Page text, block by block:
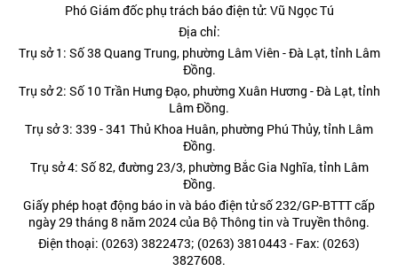
Phó Giám đốc phụ trách báo điện tử: Vũ Ngọc Tú
Địa chỉ:
Trụ sở 1: Số 38 Quang Trung, phường Lâm Viên - Đà Lạt, tỉnh Lâm
Đồng.
Trụ sở 2: Số 10 Trần Hưng Đạo, phường Xuân Hương - Đà Lạt, tỉnh
Lâm Đồng.
Trụ sở 3: 339 - 341 Thủ Khoa Huân, phường Phú Thủy, tỉnh Lâm
Đồng.
Trụ sở 4: Số 82, đường 23/3, phường Bắc Gia Nghĩa, tỉnh Lâm
Đồng.
Giấy phép hoạt động báo in và báo điện tử số 232/GP-BTTT cấp
ngày 29 tháng 8 năm 2024 của Bộ Thông tin và Truyền thông.
Điện thoại: (0263) 3822473; (0263) 3810443 - Fax: (0263)
3827608.